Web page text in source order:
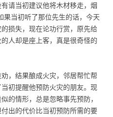
请当初建议他将木材移走，烟
果当初听了那位先生的话，今天
损失，现在论功行赏，原先给
人却是座上客，真是很奇怪的
，结果酿成火灾，邻居帮忙帮
初提醒他预防火灾的朋友。现
的情形，总是忽略事先预防，
出的代价比当初预防所需的要